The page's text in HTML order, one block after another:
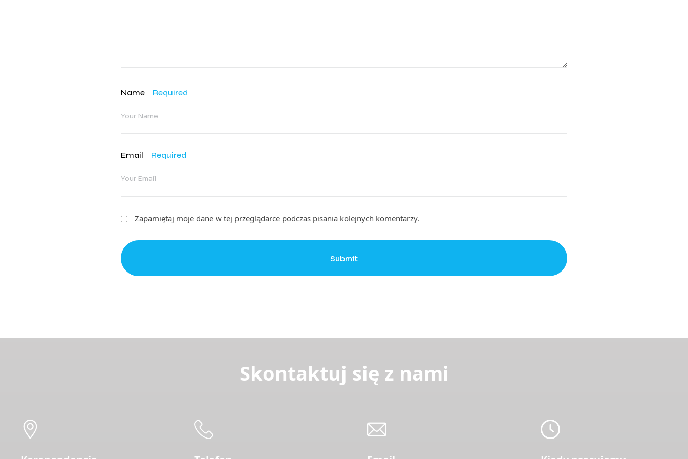
Name Required
Email Required
Zapamiętaj moje dane w tej przeglądarce podczas pisania kolejnych komentarzy.
Submit
Skontaktuj się z nami